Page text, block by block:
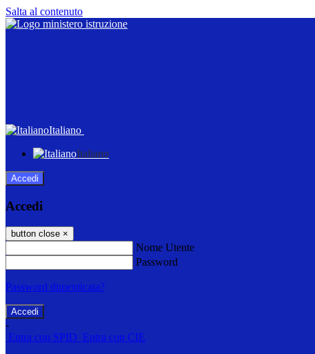
Salta al contenuto
Italiano
Italiano
Accedi
Accedi
button close ×
Nome Utente
Password
Password dimenticata?
-
Entra con SPID Entra con CIE